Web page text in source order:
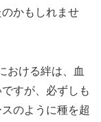
かもしれませ
おける絆は、血
すが、必ずしも
のように種を超